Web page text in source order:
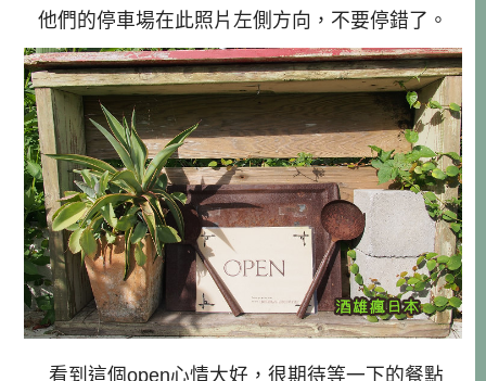
他們的停車場在此照片左側方向，不要停錯了。
看到這個open心情大好，很期待等一下的餐點